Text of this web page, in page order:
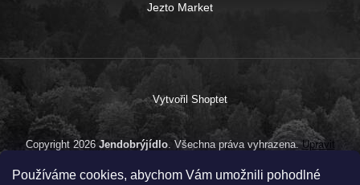
Používáme cookies, abychom Vám umožnili pohodlné
Jezto Market
Vytvořil Shoptet
Copyright 2026 Jendobrýjídlo. Všechna práva vyhrazena.Upravit